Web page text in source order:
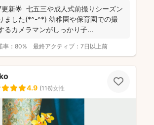
新🌟 七五三や成人式前撮りシーズン
ました(*^-^*) 幼稚園や保育園での撮
るカメラマンがしっかり子...
率： 80% 最終アクティブ： 7日以上前
4.9 (116)女性